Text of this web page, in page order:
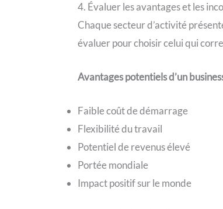
4. Évaluer les avantages et les
Chaque secteur d’activité
évaluer pour choisir celui qui
Avantages potentiels d’un
Faible coût de démarrage
Flexibilité du travail
Potentiel de revenus élevé
Portée mondiale
Impact positif sur le monde